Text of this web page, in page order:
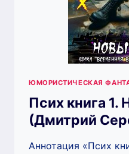
ЮМОРИСТИЧЕСКАЯ
Псих книга 1.
(Дмитрий
Аннотация «Псих